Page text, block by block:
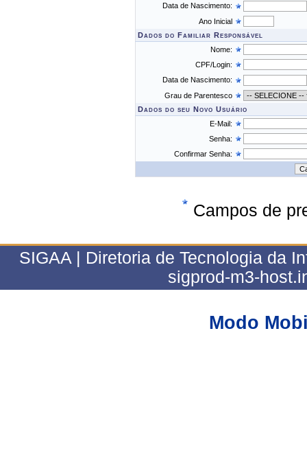
Data de Nascimento:
Ano Inicial
Dados do Familiar Responsável
Nome:
CPF/Login:
Data de Nascimento:
Grau de Parentesco
Dados do seu Novo Usuário
E-Mail:
Senha:
Confirmar Senha:
Campos de
SIGAA | Diretoria de Tecnologia da
sigprod-m3-
Modo